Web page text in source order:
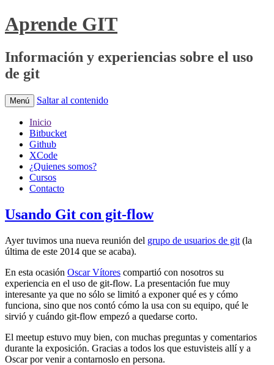
Aprende GIT
Información y experiencias sobre el uso
de git
Menú Saltar al contenido
Inicio
Bitbucket
Github
XCode
¿Quienes somos?
Cursos
Contacto
Usando Git con git-flow
Ayer tuvimos una nueva reunión del grupo de usuarios de git (la
última de este 2014 que se acaba).
En esta ocasión Oscar Vítores compartió con nosotros su
experiencia en el uso de git-flow. La presentación fue muy
interesante ya que no sólo se limitó a exponer qué es y cómo
funciona, sino que nos contó cómo la usa con su equipo, qué le
sirvió y cuándo git-flow empezó a quedarse corto.
El meetup estuvo muy bien, con muchas preguntas y comentarios
durante la exposición. Gracias a todos los que estuvisteis allí y a
Oscar por venir a contarnoslo en persona.